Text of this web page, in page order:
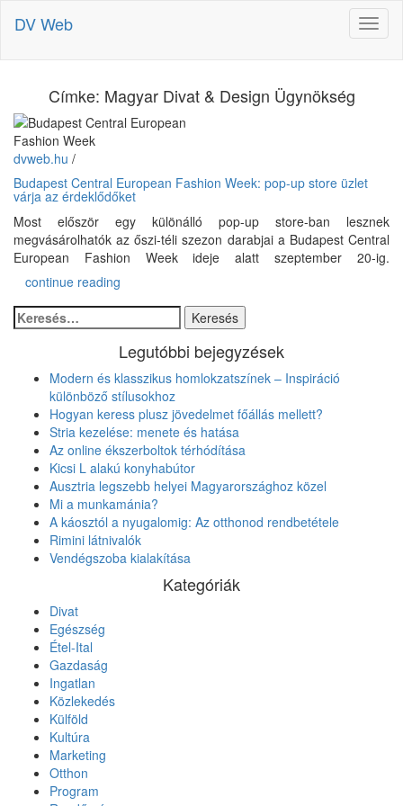
DV Web
Címke: Magyar Divat & Design Ügynökség
dvweb.hu /
Budapest Central European Fashion Week: pop-up store üzlet
várja az érdeklődőket
Most először egy különálló pop-up store-ban lesznek
megvásárolhatók az őszi-téli szezon darabjai a Budapest Central
European Fashion Week ideje alatt szeptember 20-ig.
continue reading
Keresés:
Legutóbbi bejegyzések
Modern és klasszikus homlokzatszínek – Inspiráció
különböző stílusokhoz
Hogyan keress plusz jövedelmet főállás mellett?
Stria kezelése: menete és hatása
Az online ékszerboltok térhódítása
Kicsi L alakú konyhabútor
Ausztria legszebb helyei Magyarországhoz közel
Mi a munkamánia?
A káosztól a nyugalomig: Az otthonod rendbetétele
Rimini látnivalók
Vendégszoba kialakítása
Kategóriák
Divat
Egészség
Étel-Ital
Gazdaság
Ingatlan
Közlekedés
Külföld
Kultúra
Marketing
Otthon
Program